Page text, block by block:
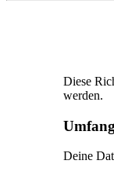
Diese
werden.
Deine